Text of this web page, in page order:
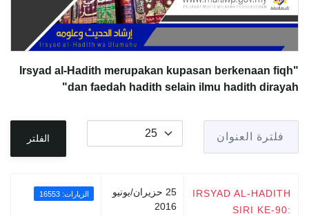
"Irsyad al-Hadith merupakan kupasan berkenaan fiqh
dan faedah hadith selain ilmu hadith dirayah"
فلترة العنوان عدد الإظهارات:
الفلتر
IRSYAD AL-HADITH
SIRI KE-90:
25 حزيران/يونيو
2016
الزيارات: 16553